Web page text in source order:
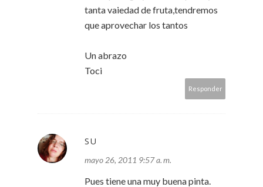
tanta vaiedad de fruta,tendremos
que aprovechar los tantos
Un abrazo
Toci
Responder
SU
mayo 26, 2011 9:57 a. m.
Pues tiene una muy buena pinta.